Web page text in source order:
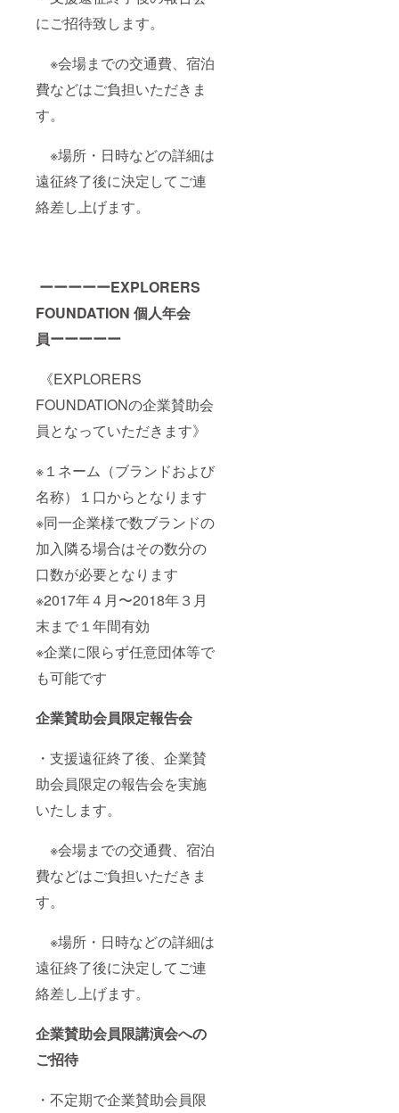
にご招待致します。
※会場までの交通費、宿泊
費などはご負担いただきま
す。
※場所・日時などの詳細は
遠征終了後に決定してご連
絡差し上げます。
ーーーーーEXPLORERS
FOUNDATION 個人年会
員ーーーーー
《EXPLORERS
FOUNDATIONの企業賛助会
員となっていただきます》
※１ネーム（ブランドおよび
名称）１口からとなります
※同一企業様で数ブランドの
加入隣る場合はその数分の
口数が必要となります
※2017年４月〜2018年３月
末まで１年間有効
※企業に限らず任意団体等で
も可能です
企業賛助会員限定報告会
・支援遠征終了後、企業賛
助会員限定の報告会を実施
いたします。
※会場までの交通費、宿泊
費などはご負担いただきま
す。
※場所・日時などの詳細は
遠征終了後に決定してご連
絡差し上げます。
企業賛助会員限講演会への
ご招待
・不定期で企業賛助会員限